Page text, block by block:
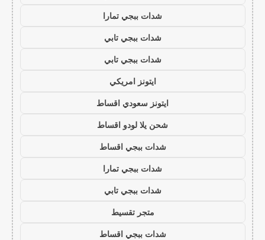
شدات ببجي تمارا
شدات ببجي تابي
شدات ببجي تابي
ايتونز امريكي
ايتونز سعودي اقساط
شحن يلا لودو اقساط
شدات ببجي اقساط
شدات ببجي تمارا
شدات ببجي تابي
متجر تقسيط
شدات ببجي اقساط